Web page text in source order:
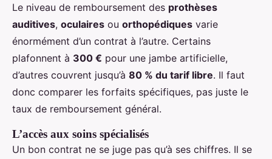
Le niveau de remboursement des prothèses
auditives, oculaires ou orthopédiques varie
énormément d’un contrat à l’autre. Certains
plafonnent à 300 € pour une jambe artificielle,
d’autres couvrent jusqu’à 80 % du tarif libre. Il faut
donc comparer les forfaits spécifiques, pas juste le
taux de remboursement général.
L’accès aux soins spécialisés
Un bon contrat ne se juge pas qu’à ses chiffres. Il se